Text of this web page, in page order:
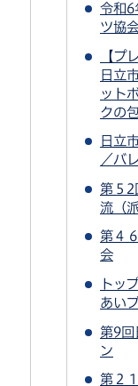
令和6
ツ協
【プ
日立
ット
クの
日立
／バ
第５2
流（
第４
会
トッ
あい
第9
ン
第２